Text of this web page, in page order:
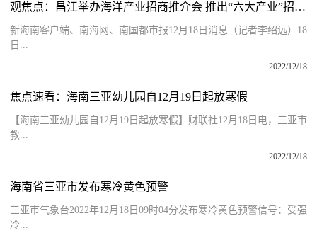
观焦点：昌江举办海洋产业招商推介会 推出“六大产业”招商板块
新海南客户端、南海网、南国都市报12月18日消息（记者李绍远）18
日...
2022/12/18
焦点速看：海南三亚幼儿园自12月19日起放寒假
【海南三亚幼儿园自12月19日起放寒假】财联社12月18日电，三亚市
教...
2022/12/18
海南省三亚市发布寒冷黄色预警
三亚市气象台2022年12月18日09时04分发布寒冷黄色预警信号：受强
冷...